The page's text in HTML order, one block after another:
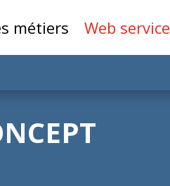
métiers Web service